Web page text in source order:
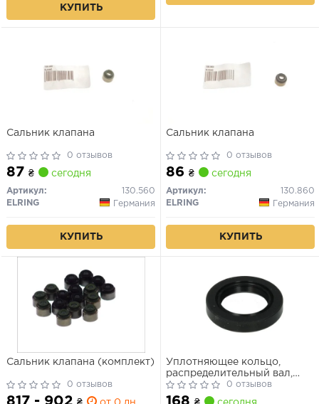
КУПИТЬ
Сальник клапана
0 отзывов
87 ₴ сегодня
Артикул:
130.560
ELRING
Германия
КУПИТЬ
Сальник клапана
0 отзывов
86 ₴ сегодня
Артикул:
130.860
ELRING
Германия
КУПИТЬ
Сальник клапана (комплект)
0 отзывов
817 - 902
Уплотняющее кольцо,
распределительный вал,
Уплотнительное кольцо
0 отзывов
168